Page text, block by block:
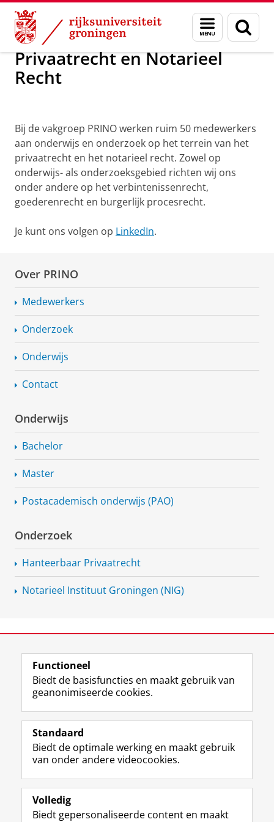
Skip
Content
Skip
Navigation
Menu
en
zoeken
Privaatrecht en Notarieel Recht
Privaatrecht en Notarieel
Recht
PRINO
Bij de vakgroep PRINO werken ruim 50 medewerkers
aan onderwijs en onderzoek op het terrein van het
privaatrecht en het notarieel recht. Zowel op
onderwijs- als onderzoeksgebied richten wij ons
onder andere op het verbintenissenrecht,
goederenrecht en burgerlijk procesrecht.
Je kunt ons volgen op LinkedIn.
Over PRINO
Medewerkers
Onderzoek
Onderwijs
Contact
Onderwijs
Bachelor
Master
Postacademisch onderwijs (PAO)
Onderzoek
Hanteerbaar Privaatrecht
Notarieel Instituut Groningen (NIG)
View this page in:English
Volg de RUG
F
a
e
b
o
p
L
i
k
e
I
-
R
S
-
f
e
R
I
n
t
r
m
Y
o
T
e
k
Studiekiezers
Alumni
Over ons
Functioneel
Biedt de basisfuncties en maakt gebruik van
geanonimiseerde cookies.
Standaard
Biedt de optimale werking en maakt gebruik
van onder andere videocookies.
Volledig
Biedt gepersonaliseerde content en maakt